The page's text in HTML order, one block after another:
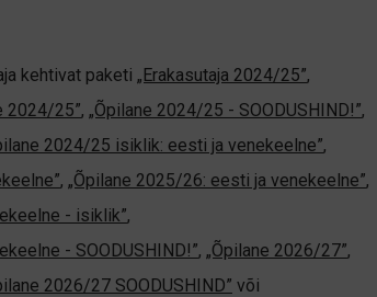
kehtivat paketi „Erakasutaja 2024/25”,
2024/25”, „Õpilane 2024/25 - SOODUSHIND!”,
2024/25 isiklik: eesti ja venekeelne”,
, „Õpilane 2025/26: eesti ja venekeelne”,
- isiklik”,
- SOODUSHIND!”, „Õpilane 2026/27”,
2026/27 SOODUSHIND” või